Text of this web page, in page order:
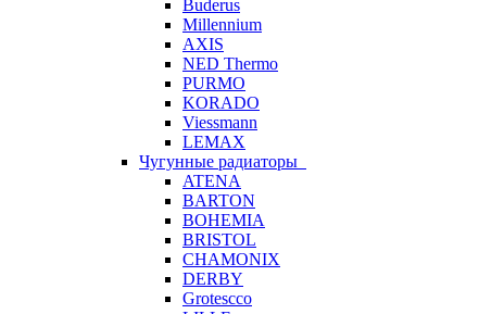
Buderus
Millennium
AXIS
NED Thermo
PURMO
KORADO
Viessmann
LEMAX
Чугунные радиаторы
ATENA
BARTON
BOHEMIA
BRISTOL
CHAMONIX
DERBY
Grotescco